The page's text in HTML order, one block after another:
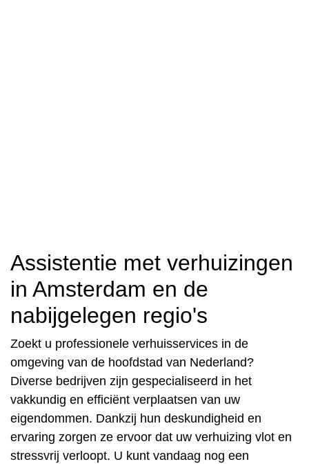
Assistentie met verhuizingen
in Amsterdam en de
nabijgelegen regio's
Zoekt u professionele verhuisservices in de
omgeving van de hoofdstad van Nederland?
Diverse bedrijven zijn gespecialiseerd in het
vakkundig en efficiënt verplaatsen van uw
eigendommen. Dankzij hun deskundigheid en
ervaring zorgen ze ervoor dat uw verhuizing vlot en
stressvrij verloopt. U kunt vandaag nog een